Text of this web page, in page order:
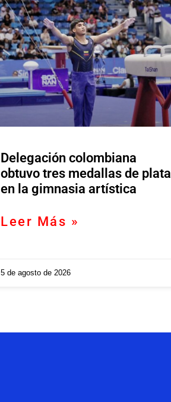
Delegación colombiana
obtuvo tres medallas de plata
en la gimnasia artística
Leer Más »
5 de agosto de 2026